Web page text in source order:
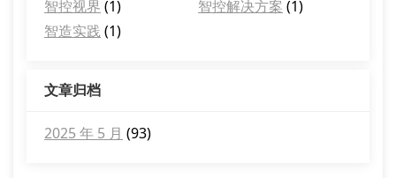
智控视界 (1) 智控解决方案 (1)
智造实践(1)
文章归档
2025 年 5 月 (93)